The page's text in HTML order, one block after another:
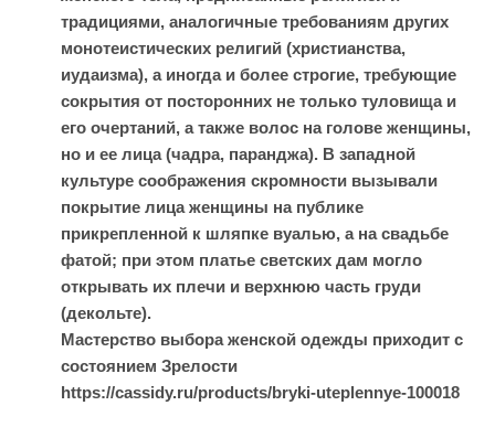
традициями, аналогичные требованиям других
монотеистических религий (христианства,
иудаизма), а иногда и более строгие, требующие
сокрытия от посторонних не только туловища и
его очертаний, а также волос на голове женщины,
но и ее лица (чадра, паранджа). В западной
культуре соображения скромности вызывали
покрытие лица женщины на публике
прикрепленной к шляпке вуалью, а на свадьбе
фатой; при этом платье светских дам могло
открывать их плечи и верхнюю часть груди
(декольте).
Мастерство выбора женской одежды приходит с
состоянием Зрелости
https://cassidy.ru/products/bryki-uteplennye-100018